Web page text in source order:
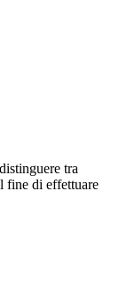
tra
fine di effettuare